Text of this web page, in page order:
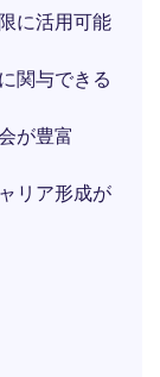
に活用可能
関与できる
が豊富
リア形成が